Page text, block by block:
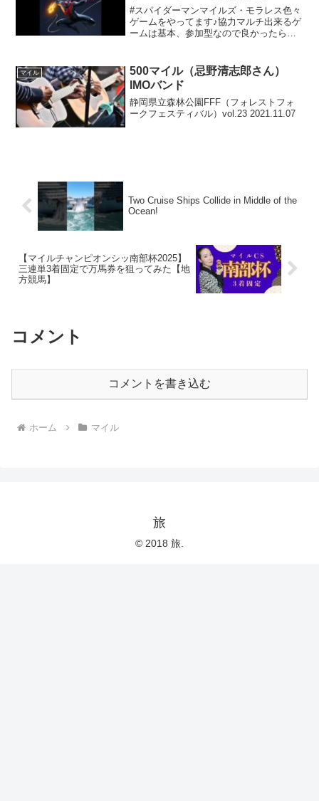
#スパイダーマンマイルズ・モラレス色々
ゲームをやってます♪協力マルチ出来るゲ
ームは基本、参加型なので良かったら一
さい┏●左半分身体障がいあります。ゲー
ム自体下手...
マイル
500マイル（忌野清志郎さん）
IMOバンド
静岡県立森林公園FFF（フォレストフォ
ークフェスティバル）vol.23 2021.11.07
Two Cruise Ships Collide in Middle of the
Ocean!
【マイルチャンピオンシッ南部杯2025】
三連単3着固定で万馬券を狙ってみた【地
方競馬】
コメント
コメントを書き込む
ホーム マイル
旅
© 2018 旅.